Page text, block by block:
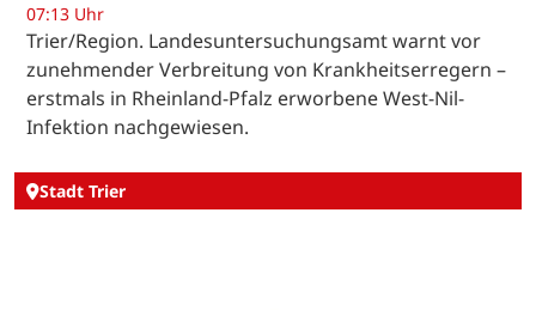
07:13 Uhr
Trier/Region. Landesuntersuchungsamt warnt vor
zunehmender Verbreitung von Krankheitserregern –
erstmals in Rheinland-Pfalz erworbene West-Nil-
Infektion nachgewiesen.
Stadt Trier